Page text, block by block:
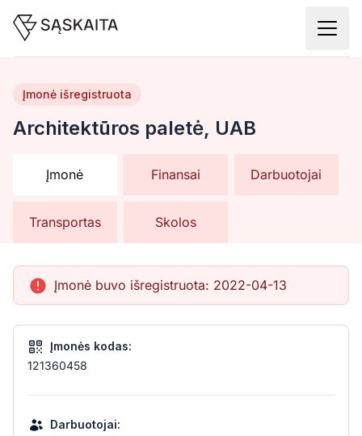
Architektūros paletė, UAB
Įmonė išregistruota
Įmonė Finansai Darbuotojai
Transportas Skolos
Įmonė buvo išregistruota: 2022-04-13
Įmonės kodas:
121360458
Darbuotojai: